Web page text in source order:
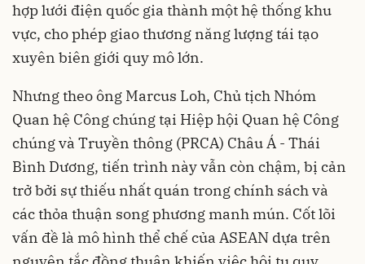
hợp lưới điện quốc gia thành một hệ thống khu
vực, cho phép giao thương năng lượng tái tạo
xuyên biên giới quy mô lớn.
Nhưng theo ông Marcus Loh, Chủ tịch Nhóm
Quan hệ Công chúng tại Hiệp hội Quan hệ Công
chúng và Truyền thông (PRCA) Châu Á - Thái
Bình Dương, tiến trình này vẫn còn chậm, bị cản
trở bởi sự thiếu nhất quán trong chính sách và
các thỏa thuận song phương manh mún. Cốt lõi
vấn đề là mô hình thể chế của ASEAN dựa trên